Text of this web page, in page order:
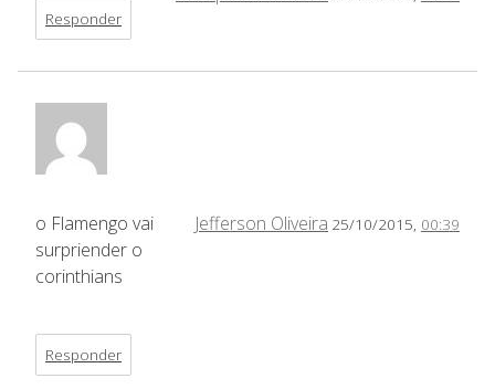
Responder
Jefferson Oliveira 25/10/2015, 00:39
o Flamengo vai
surpriender o
corinthians
Responder